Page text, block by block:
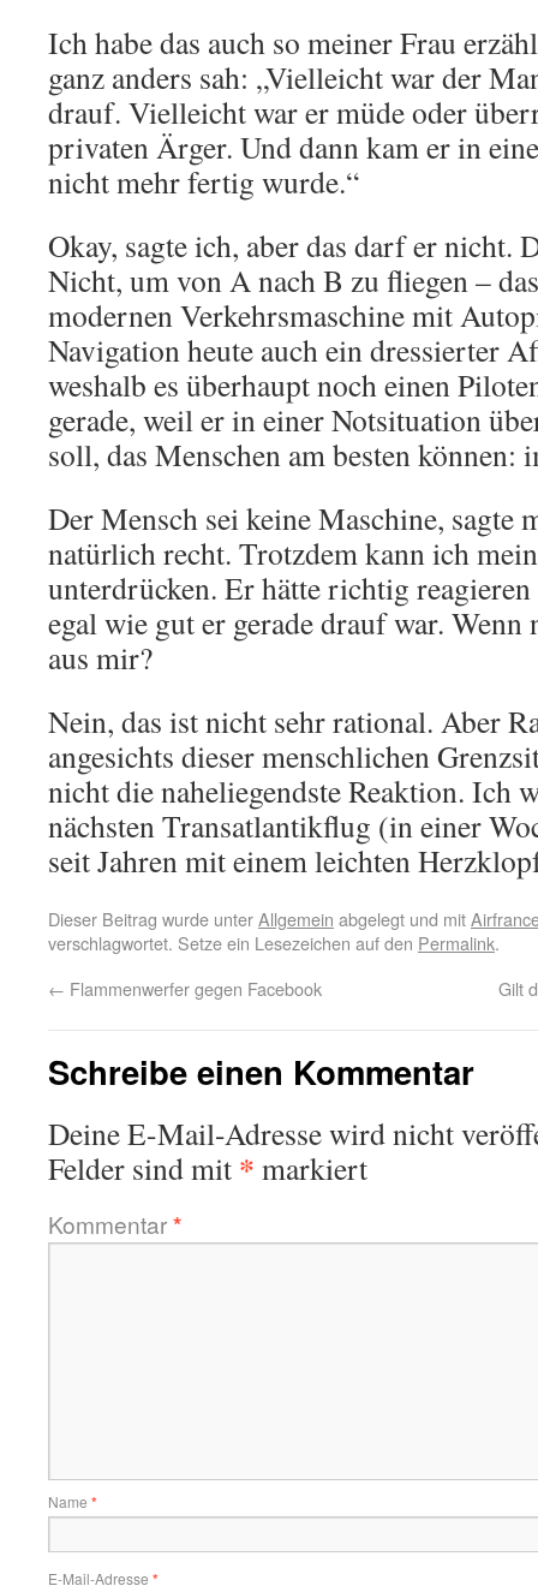
Ich habe das auch so meiner Frau
ganz anders sah: „Vielleicht war der
drauf. Vielleicht war er müde oder
privaten Ärger. Und dann kam er in
nicht mehr fertig wurde.“
Okay, sagte ich, aber das darf er nicht.
Nicht, um von A nach B zu fliegen –
modernen Verkehrsmaschine mit
Navigation heute auch ein dressierter
weshalb es überhaupt noch einen
gerade, weil er in einer Notsituation
soll, das Menschen am besten können:
Der Mensch sei keine Maschine, sagte
natürlich recht. Trotzdem kann ich
unterdrücken. Er hätte richtig
egal wie gut er gerade drauf war.
aus mir?
Nein, das ist nicht sehr rational. Aber
angesichts dieser menschlichen
nicht die naheliegendste Reaktion. Ich
nächsten Transatlantikflug (in einer
seit Jahren mit einem leichten
Dieser Beitrag wurde unterAllgemein abgelegt und mit
verschlagwortet. Setze ein Lesezeichen auf den Permalink.
← Flammenwerfer gegen Facebook Gilt
Schreibe einen Kommentar
Deine E-Mail-Adresse wird nicht
Felder sind mit * markiert
Kommentar*
Name *
E-Mail-Adresse *